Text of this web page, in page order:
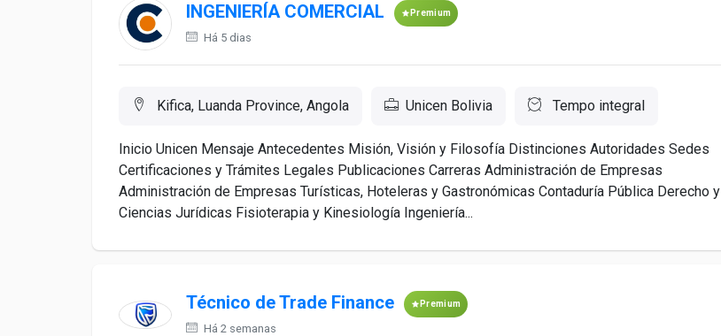
INGENIERÍA COMERCIAL Premium
Há 5 dias
Kifica, Luanda Province, Angola Unicen Bolivia Tempo integral
Inicio Unicen Mensaje Antecedentes Misión, Visión y Filosofía Distinciones Autoridades Sedes
Certificaciones y Trámites Legales Publicaciones Carreras Administración de Empresas
Administración de Empresas Turísticas, Hoteleras y Gastronómicas Contaduría Pública Derecho y
Ciencias Jurídicas Fisioterapia y Kinesiología Ingeniería...
Técnico de Trade Finance Premium
Há 2 semanas